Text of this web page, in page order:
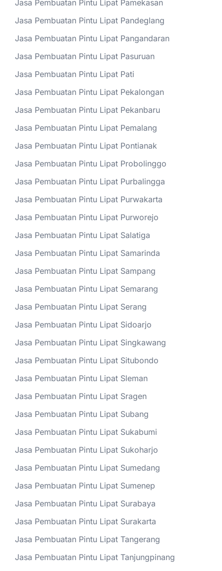
Jasa Pembuatan Pintu Lipat Pamekasan
Jasa Pembuatan Pintu Lipat Pandeglang
Jasa Pembuatan Pintu Lipat Pangandaran
Jasa Pembuatan Pintu Lipat Pasuruan
Jasa Pembuatan Pintu Lipat Pati
Jasa Pembuatan Pintu Lipat Pekalongan
Jasa Pembuatan Pintu Lipat Pekanbaru
Jasa Pembuatan Pintu Lipat Pemalang
Jasa Pembuatan Pintu Lipat Pontianak
Jasa Pembuatan Pintu Lipat Probolinggo
Jasa Pembuatan Pintu Lipat Purbalingga
Jasa Pembuatan Pintu Lipat Purwakarta
Jasa Pembuatan Pintu Lipat Purworejo
Jasa Pembuatan Pintu Lipat Salatiga
Jasa Pembuatan Pintu Lipat Samarinda
Jasa Pembuatan Pintu Lipat Sampang
Jasa Pembuatan Pintu Lipat Semarang
Jasa Pembuatan Pintu Lipat Serang
Jasa Pembuatan Pintu Lipat Sidoarjo
Jasa Pembuatan Pintu Lipat Singkawang
Jasa Pembuatan Pintu Lipat Situbondo
Jasa Pembuatan Pintu Lipat Sleman
Jasa Pembuatan Pintu Lipat Sragen
Jasa Pembuatan Pintu Lipat Subang
Jasa Pembuatan Pintu Lipat Sukabumi
Jasa Pembuatan Pintu Lipat Sukoharjo
Jasa Pembuatan Pintu Lipat Sumedang
Jasa Pembuatan Pintu Lipat Sumenep
Jasa Pembuatan Pintu Lipat Surabaya
Jasa Pembuatan Pintu Lipat Surakarta
Jasa Pembuatan Pintu Lipat Tangerang
Jasa Pembuatan Pintu Lipat Tanjungpinang